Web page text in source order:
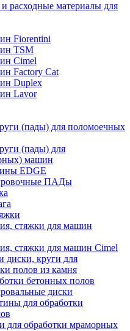
и расходные материалы для
Fiorentini
TSM
Cimel
Factory Cat
Duplex
Lavor
(пады) для поломоечных
(пады) для
машин
EDGE
ПАДы
стяжки для машин
стяжки для машин Cimel
диски, круги для
полов из камня
бетонных полов
диски
для обработки
для обработки мраморных